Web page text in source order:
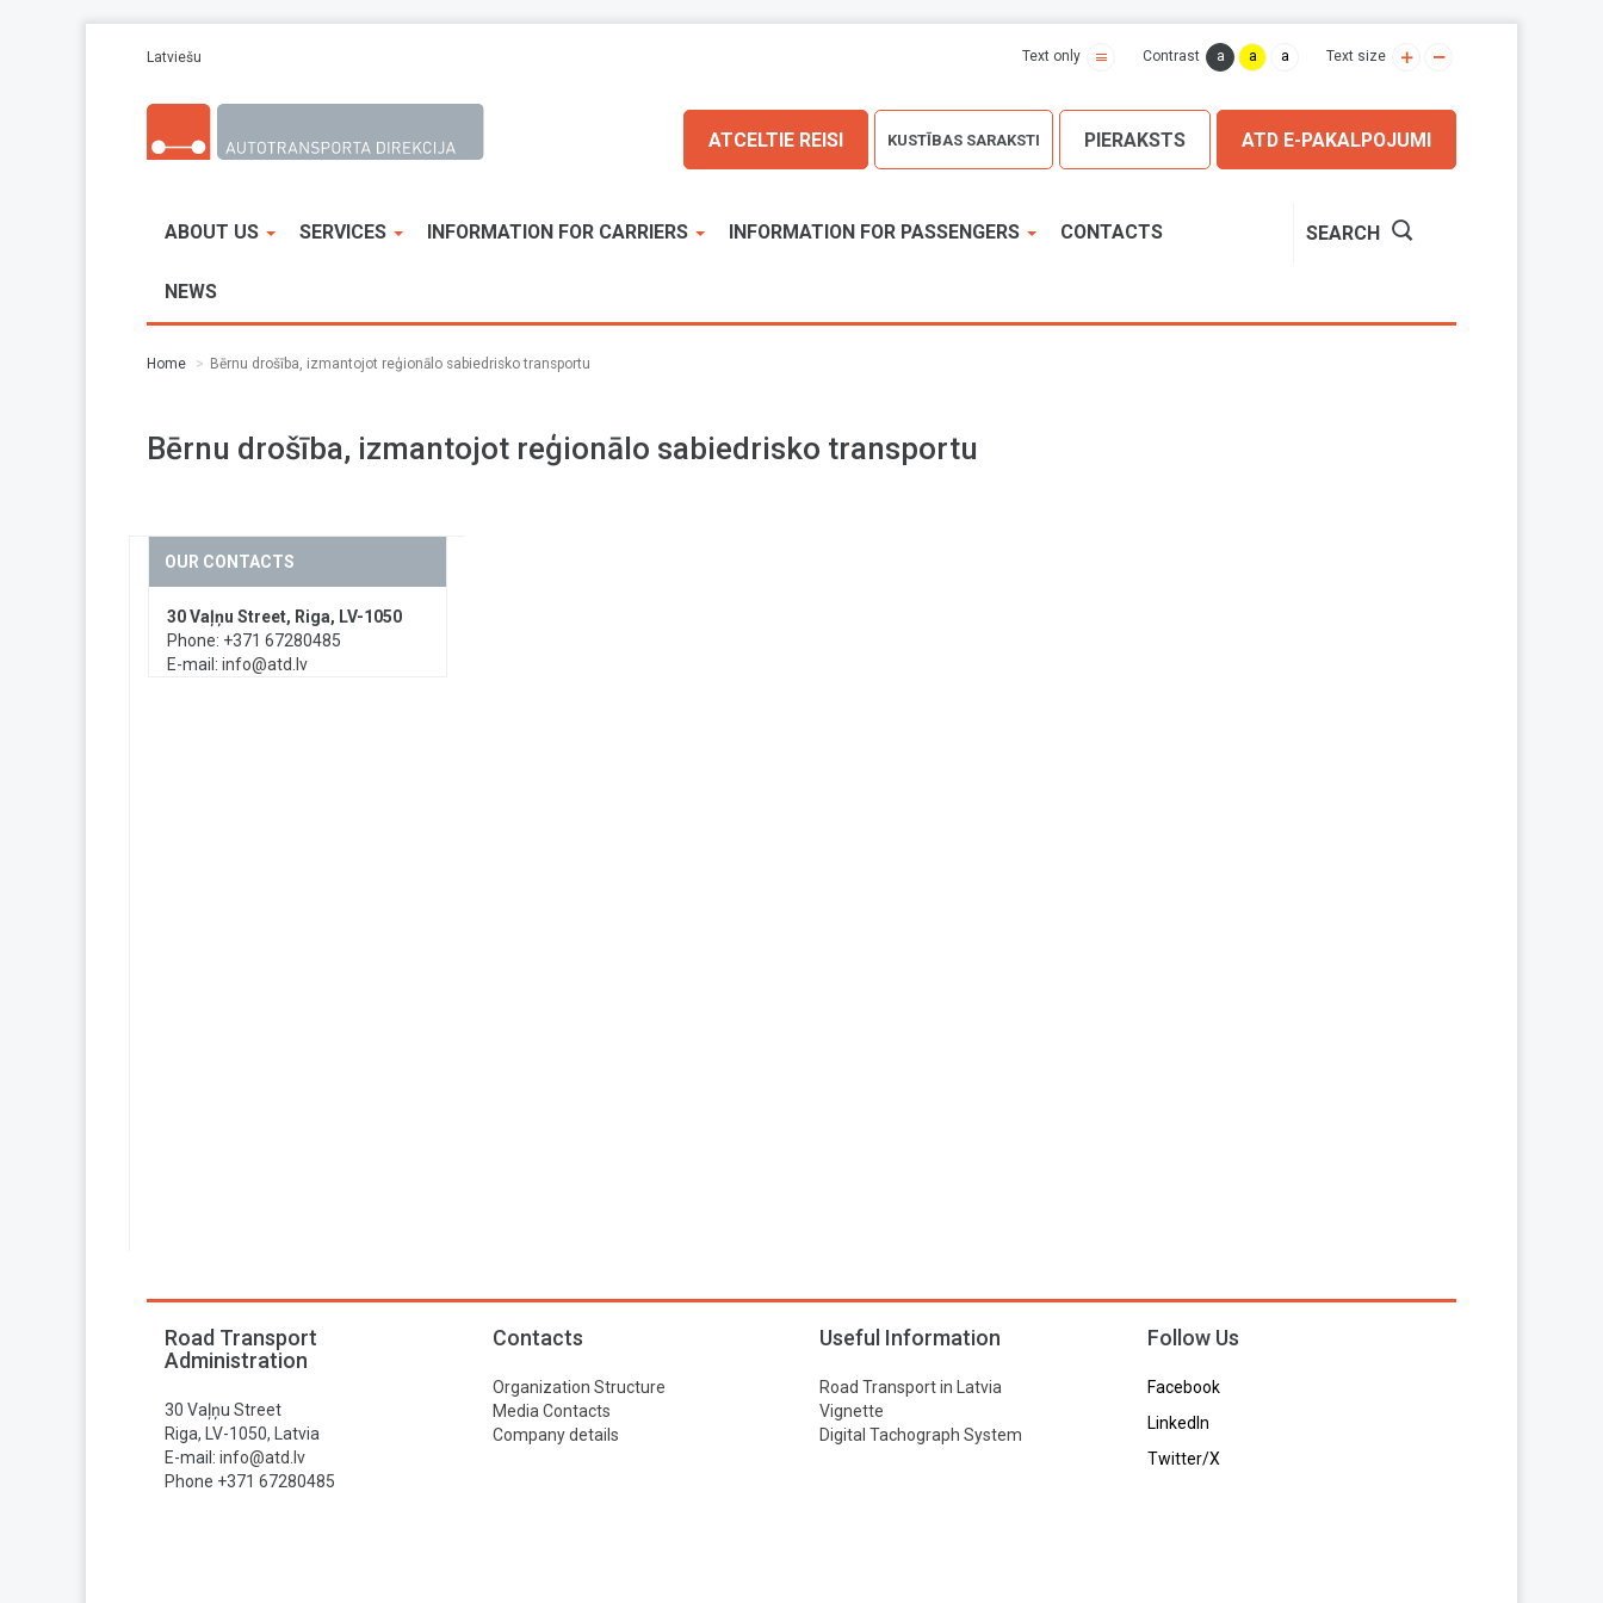
Latviešu Text only Contrast a a a Text size
ATD E-PAKALPOJUMI
PIERAKSTS
KUSTĪBAS SARAKSTI
ATCELTIE REISI
ABOUT US SERVICES INFORMATION FOR CARRIERS INFORMATION FOR PASSENGERS CONTACTS
NEWS
SEARCH
Home Bērnu drošība, izmantojot reģionālo sabiedrisko transportu
Bērnu drošība, izmantojot reģionālo sabiedrisko transportu
OUR CONTACTS
30 Vaļņu Street, Riga, LV-1050
Phone: +371 67280485
E-mail: info@atd.lv
Road Transport
Administration
30 Vaļņu Street
Riga, LV-1050, Latvia
E-mail: info@atd.lv
Phone +371 67280485
Contacts
Organization Structure
Media Contacts
Company details
Useful Information
Road Transport in Latvia
Vignette
Digital Tachograph System
Follow Us
Facebook
LinkedIn
Twitter/X